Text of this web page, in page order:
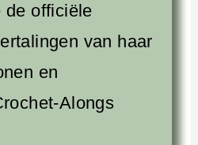
officiële
van haar
en
Alongs